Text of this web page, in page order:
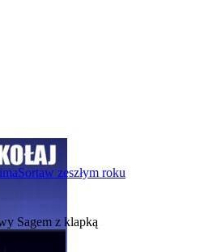
w zeszłym roku
Sagem z klapką